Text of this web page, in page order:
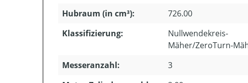
Hubraum (in cm³):
726.00
Klassifizierung:
Nullwendekreis-
Mäher/ZeroTurn-
Messeranzahl:
3